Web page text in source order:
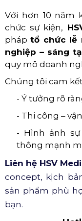
Với hơn 10 năm
chức sự kiện,
pháptổ chức lễ
nghiệp – sáng
quy mô doanh
Chúng tôi cam
- Ý tưởng rõ
- Thi công –
- Hình ảnh
thông mạnh
Liên hệ HSV
concept, kịch
sản phẩm phù
bạn.